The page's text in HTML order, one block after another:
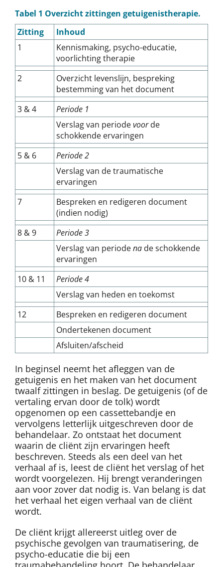
Tabel 1 Overzicht zittingen getuigenistherapie.
Zitting
Inhoud
1
Kennismaking, psycho-educatie,
voorlichting therapie
2
Overzicht levenslijn, bespreking
bestemming van het document
3 & 4
Periode 1
Verslag van periodevoorde
schokkende ervaringen
5 & 6
Periode 2
Verslag van de traumatische
ervaringen
7
Bespreken en redigeren document
(indien nodig)
8 & 9
Periode 3
Verslag van periodena de schokkende
ervaringen
10 & 11
Periode 4
Verslag van heden en toekomst
12
Bespreken en redigeren document
Ondertekenen document
Afsluiten/afscheid
In beginsel neemt het afleggen van de
getuigenis en het maken van het document
twaalf zittingen in beslag. De getuigenis (of de
vertaling ervan door de tolk) wordt
opgenomen op een cassettebandje en
vervolgens letterlijk uitgeschreven door de
behandelaar. Zo ontstaat het document
waarin de cliënt zijn ervaringen heeft
beschreven. Steeds als een deel van het
verhaal af is, leest de cliënt het verslag of het
wordt voorgelezen. Hij brengt veranderingen
aan voor zover dat nodig is. Van belang is dat
het verhaal het eigen verhaal van de cliënt
wordt.
De cliënt krijgt allereerst uitleg over de
psychische gevolgen van traumatisering, de
psycho-educatie die bij een